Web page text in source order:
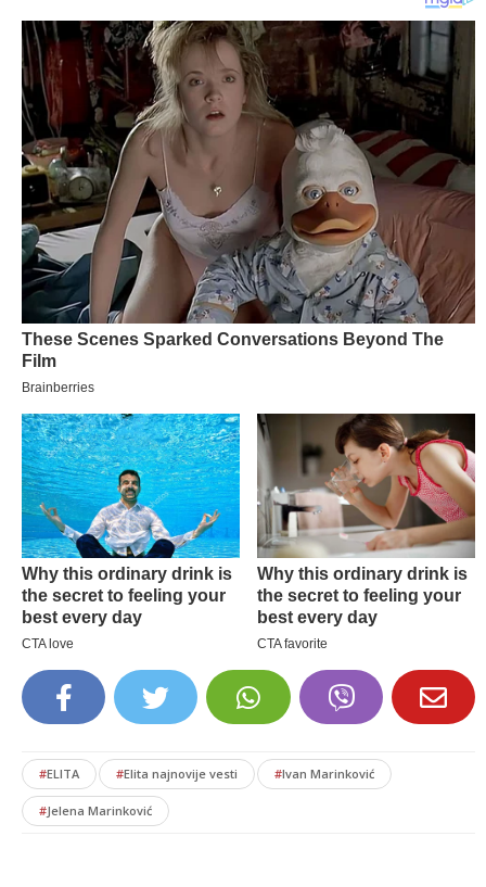
#ELITA #Elita najnovije vesti #Ivan Marinković
#Jelena Marinković